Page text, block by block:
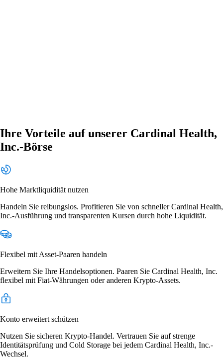
Ihre Vorteile auf unserer Cardinal Health,
Inc.-Börse
Hohe Marktliquidität nutzen
Handeln Sie reibungslos. Profitieren Sie von schneller Cardinal Health,
Inc.-Ausführung und transparenten Kursen durch hohe Liquidität.
Flexibel mit Asset-Paaren handeln
Erweitern Sie Ihre Handelsoptionen. Paaren Sie Cardinal Health, Inc.
flexibel mit Fiat-Währungen oder anderen Krypto-Assets.
Konto erweitert schützen
Nutzen Sie sicheren Krypto-Handel. Vertrauen Sie auf strenge
Identitätsprüfung und Cold Storage bei jedem Cardinal Health, Inc.-
Wechsel.